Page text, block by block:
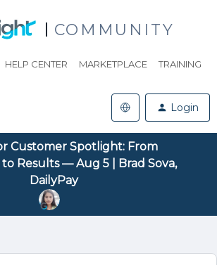
COMMUNITY
HELP CENTER MARKETPLACE TRAINING
Login
Customer Spotlight: From
Results — Aug 5 | Brad Sova,
DailyPay